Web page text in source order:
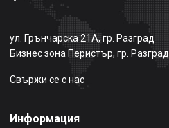
ул. Грънчарска 21А, гр. Разград
Бизнес зона Перистър, гр. Разград
Свържи се с нас
Информация